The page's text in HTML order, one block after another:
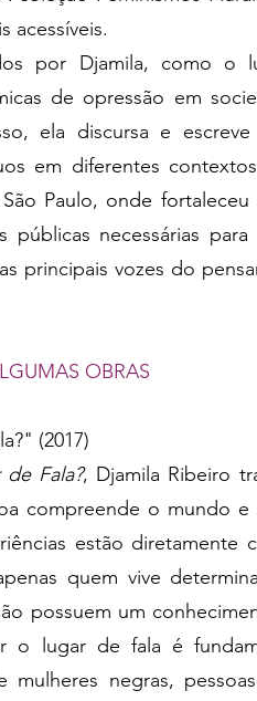
acessíveis.
por Djamila, como o
de opressão em
ela discursa e
em diferentes
Paulo, onde
públicas necessárias
principais vozes do
OBRAS
(2017)
Fala?, Djamila Ribeiro
compreende o mundo
estão
quem vive
possuem um
o lugar de fala é
mulheres negras,